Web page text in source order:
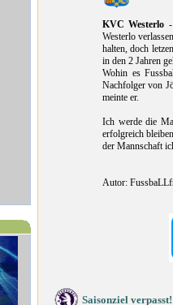
KVC Westerlo
Westerlo
halten, doch
in den 2 Jahren
Wohin es
Nachfolger von
meinte er.
Ich werde die
erfolgreich
der Mannschaft
Autor:
Saisonziel verpasst!